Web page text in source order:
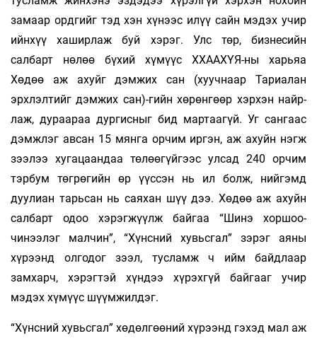
замаар ордгийг тэд хэн хү­­­нээс илүү сайн мэдэх учир
ийнхүү хашир­лаж буй хэрэг. Улс төр, бизнесийн
салбарт нө­лөө бү­хий хүмүүс ХХААХҮЯ-ны харьяа
Хөдөө аж ахуйг дэм­­­­жих сан (хуучнаар Тариалан
эрхлэлтийг дэм­­­жих сан)-гийн хөрөнгөөр хэрхэн найр­
лаж, ду­­­раараа дургисныг бид мартаагүй. Уг сан­гаас
дэмжлэг авсан 15 мянга орчим иргэн, аж ахуйн нэгж
зээлээ хугацаандаа төлөөгүйгээс ул­сад 240 орчим
тэрбум төгрөгийн өр үүссэн нь ил болж, нийгэмд
дуулиан тарьсан нь саяхан шүү дээ. Хөдөө аж ахуйн
салбарт одоо хэрэг­­жүүлж байгаа “Шинэ хоршоо-
чинээлэг малчин”, “Хүнс­­ний хувьсгал” зэрэг аяны
хүрээнд олгодог зээл, тусламж ч ийм байдлаар
замхарч, хэрэгтэй хүн­­­дээ хүрэхгүй байгааг учир
мэдэх хүмүүс шүүм­­­жилдэг.
“Хүнсний хувьсгал” хөдөлгөөний хү­­­­­рээнд гэхэд мал аж